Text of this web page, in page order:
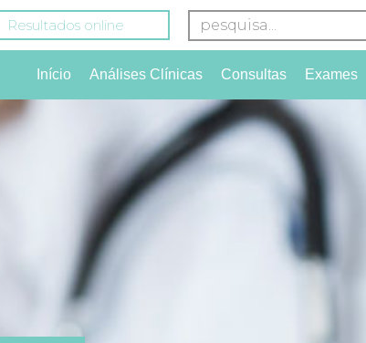
Resultados online
Início Análises Clínicas Consultas Exames